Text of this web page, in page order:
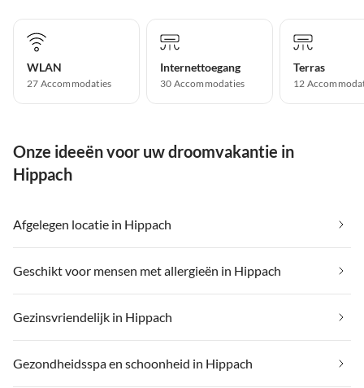
WLAN
27 Accommodaties
Internettoegang
30 Accommodaties
Terras
12
Onze ideeën voor uw droomvakantie in
Hippach
Afgelegen locatie in Hippach
Geschikt voor mensen met allergieën in Hippach
Gezinsvriendelijk in Hippach
Gezondheidsspa en schoonheid in Hippach